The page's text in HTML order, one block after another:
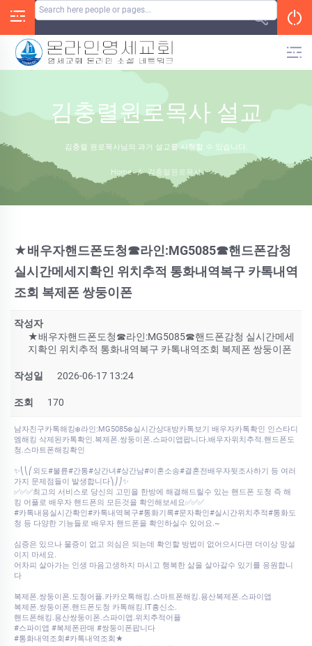
김충렬원로목사 설교
김충렬 원로목사님의 과거 설교를 시청할 수 있습니다.
Home / 김충렬원로목사
★배우자핸드폰도청☎라인:MG5085☎핸드폰감청
실시간메세지확인 위치추적 통화내역복구 카톡내역
조회 복제폰 쌍둥이폰
작성자
★배우자핸드폰도청☎라인:MG5085☎핸드폰감청 실시간메세
지확인 위치추적 통화내역복구 카톡내역조회 복제폰 쌍둥이폰
작성일 2026-06-17 13:24
조회 170
남자친구카톡해킹❄️라인:MG5085❄️실시간상대방카톡보기 배우자카톡확인 인스타디
엠해킹 삭제된카톡확인.복제폰.쌍둥이폰.스파이앱팝니다.배우자위치추적.핸드폰도
청.스마트폰해킹확인
✨⎝⎝⎛외도#불륜#간통#상간녀#상간남#이혼소송#결혼전배우자뒷조사하기 등 여러
가지 문제점들이 발생합니다⎞⎠⎠✨
✅✅✅최고의 서비스로 당신의 고민을 한방에 해결해드릴수 있는 핸드폰 도청 즉 해
킹 어플로 배우자 핸드폰의 모든것을 확인해보세요✅✅✅
#카톡내용실시간확인#카톡내역복구#통화기록#문자확인#실시간위치추적#통화도
청 등 다양한 기능들로 배우자 핸드폰을 확인하실수 있어요.~
심증은 있으나 물증이 없고 의심은 되는데 확인할 방법이 없어으시다면 더이상 망설
이지 마세요.
어차피 살아가는 인생 마음고생하지 마시고 행복한 삶을 살아갈수 있기를 응원합니
다
복제폰.쌍둥이폰.도청어플.카카오톡해킹.스마트폰해킹.용산복제폰.스파이앱
복제폰.쌍둥이폰.핸드폰도청 카톡해킹.IT흥신소.
핸드폰해킹.용산쌍둥이폰.스파이앱.위치추적어플
#스파이앱 #복제폰판매 #쌍둥이폰팝니다
#통화내역조회#카톡내역조회★